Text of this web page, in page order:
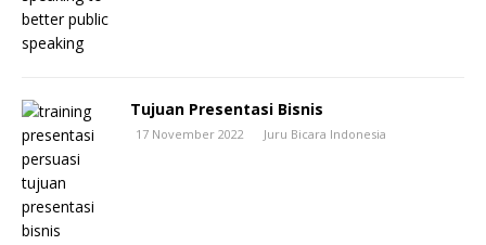
Tujuan Presentasi Bisnis
17 November 2022 Juru Bicara Indonesia